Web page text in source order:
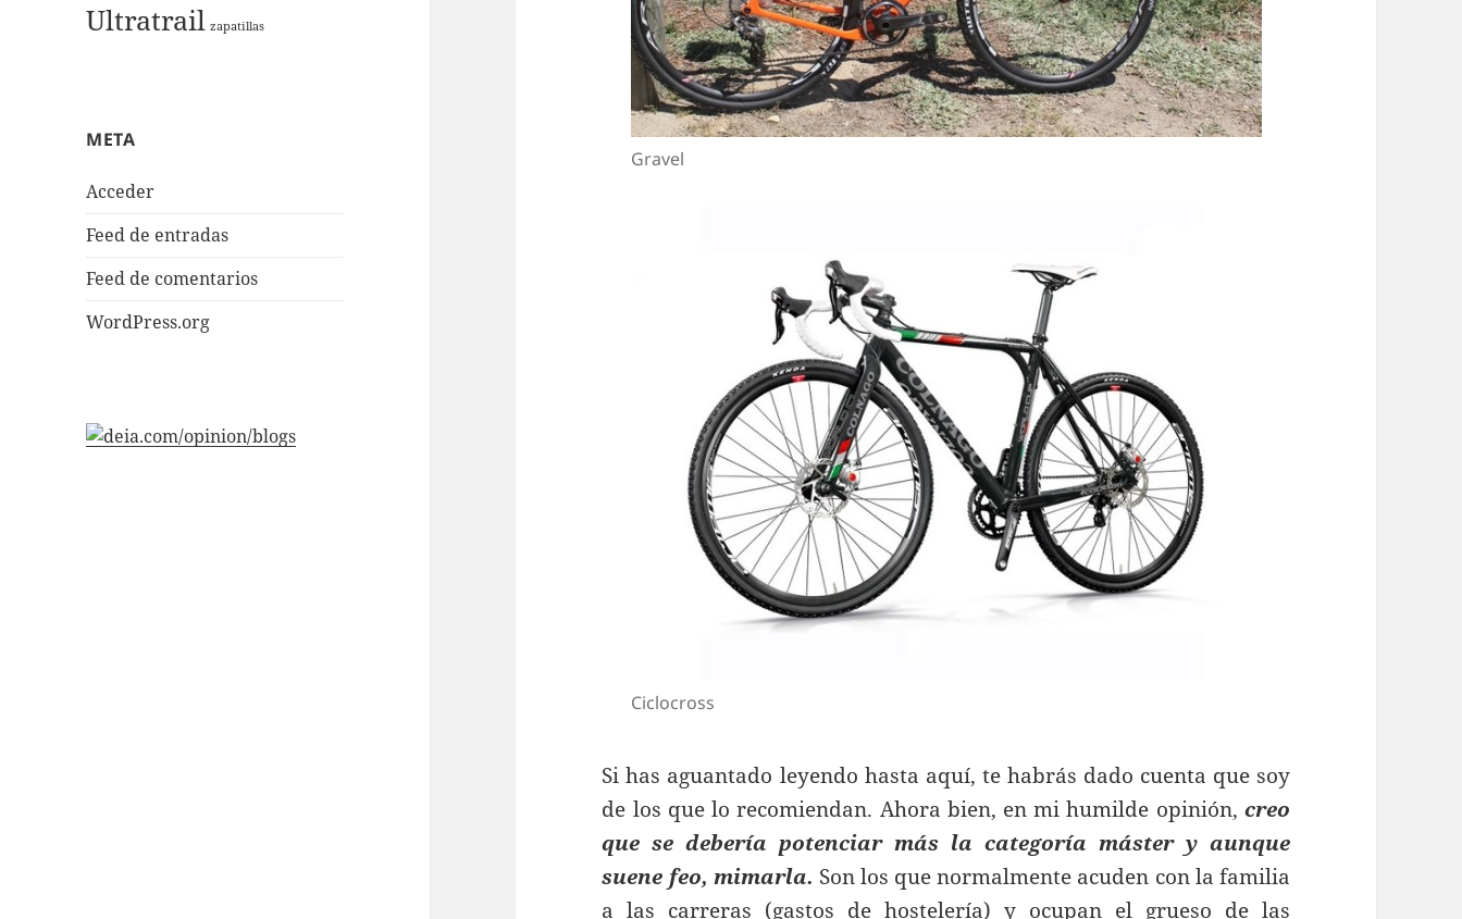
Ultratrail zapatillas
META
Acceder
Feed de entradas
Feed de comentarios
WordPress.org
Gravel
Ciclocross
Si has aguantado leyendo hasta aquí, te habrás dado cuenta que soy
de los que lo recomiendan. Ahora bien, en mi humilde opinión, creo
que se debería potenciar más la categoría máster y aunque
suene feo, mimarla. Son los que normalmente acuden con la familia
a las carreras (gastos de hostelería) y ocupan el grueso de las